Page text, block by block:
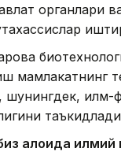
органлари
мамлакатнинг
илм-
алоҳида